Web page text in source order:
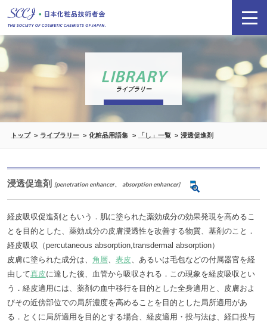
LIBRARY
ライブラリー
トップ ライブラリー 化粧品用語集 「し」一覧 浸透促進剤
浸透促進剤 [penetration enhancer、 absorption enhancer]
経皮吸収促進剤ともいう．肌に塗られた薬効成分の効果発現を高めるこ
とを目的とした、薬効成分の皮膚浸透性を改善する物質、基剤のこと．
経皮吸収（percutaneous absorption,transdermal absorption）
皮膚に塗られた成分は、 角層、 表皮、あるいは毛包などの付属器官を経
由して真皮に達した後、血管から吸収される．この現象を経皮吸収とい
う．経皮適用には、薬剤の血中移行を目的とした全身適用と、皮膚およ
びその近傍部位での局所濃度を高めることを目的とした局所適用があ
る．とくに局所適用を目的とする場合、経皮適用・投与法は、経口投与